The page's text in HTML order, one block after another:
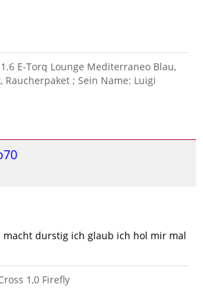
E-Torq Lounge Mediterraneo Blau,
Raucherpaket ; Sein Name: Luigi
macht durstig ich glaub ich hol mir mal
1,0 Firefly